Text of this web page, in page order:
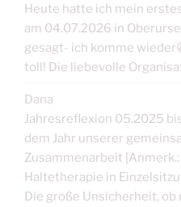
Heute hatte ich mein
am 04.07.2026 in
gesagt- ich komme
toll! Die liebevolle
Dana
Jahresreflexion 05.2025
dem Jahr unserer
Zusammenarbeit
Haltetherapie in
Die große Unsicherheit, ob